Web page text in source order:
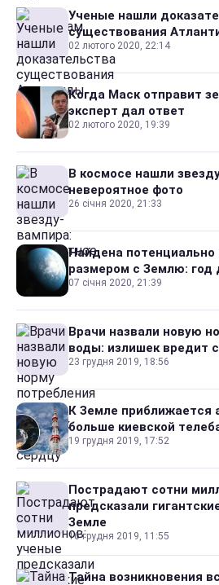
Ученые нашли
существования
02 лютого 2020, 22:14
Когда Маск отправит
эксперт дал ответ
02 лютого 2020, 19:39
В космосе нашли
невероятное фото
26 січня 2020, 21:33
Найдена потенциально
размером с Землю: год
07 січня 2020, 21:39
Врачи назвали новую
воды: излишек вредит
23 грудня 2019, 18:56
К Земле приближается
больше киевской
19 грудня 2019, 17:52
Пострадают сотни
предсказали
Земле
16 грудня 2019, 11:55
Тайна возникновения